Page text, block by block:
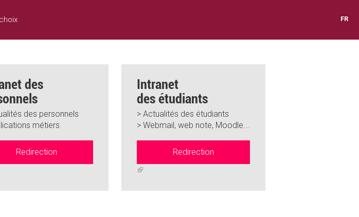
FR
des
des personnels
métiers
Redirection
Intranet
des étudiants
> Actualités des étudiants
> Webmail, web note, Moodle...
Redirection
(link
external)